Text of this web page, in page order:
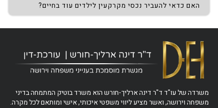
האם כדאי להעביר נכסי מקרקעין לילדים עוד בחיים?
משרדה של עו"ד ד"ר דינה ארליך-חורש הוא משרד בוטיק המתמחה בדיני
משפחה וירושה, ואשר מציע ליווי משפטי איכותי, אישי ומותאם לכל מקרה.